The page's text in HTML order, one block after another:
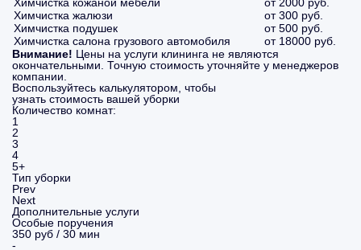
Химчистка жалюзи
от 300 руб.
Химчистка подушек
от 500 руб.
Химчистка салона грузового автомобиля
от 18000 руб.
Внимание! Цены на услуги клининга не являются
окончательными. Точную стоимость уточняйте у менеджеров
компании.
Воспользуйтесь калькулятором, чтобы
узнать стоимость вашей уборки
Количество комнат:
1
2
3
4
5+
Тип уборки
Prev
Next
Дополнительные услуги
Особые поручения
350 руб / 30 мин
-